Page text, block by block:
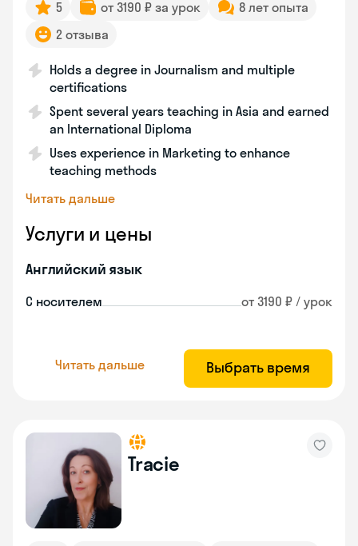
5 от 3190 ₽ за урок
8 лет опыта
2 отзыва
Holds a degree in Journalism and multiple
certifications
Spent several years teaching in Asia and earned
an International Diploma
Uses experience in Marketing to enhance
teaching methods
Читать дальше
Услуги и цены
Английский язык
С носителем от 3190 ₽ / урок
Читать дальше Выбрать время
Tracie